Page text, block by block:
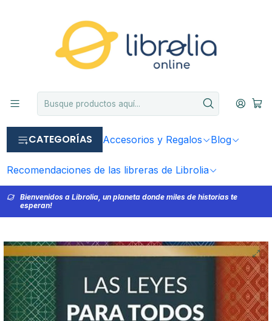
CATEGORÍAS Accesorios y Regalos Blog
Recomendaciones de las libreras de Librolia
Bienvenidos a Librolia, un planeta donde miles de historias te
esperan!